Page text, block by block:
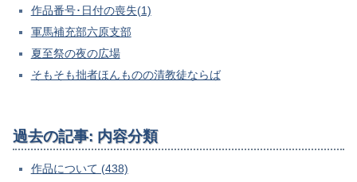
作品番号･日付の喪失(1)
軍馬補充部六原支部
夏至祭の夜の広場
そもそも拙者ほんものの清教徒ならば
過去の記事: 内容分類
作品について (438)